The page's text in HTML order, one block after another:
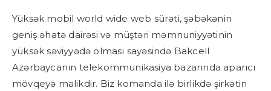
Yüksək mobil world wide web sürəti, şəbəkənin
geniş əhatə dairəsi və müştəri məmnuniyyətinin
yüksək səviyyədə olması sayəsində Bakcell
Azərbaycanın telekommunikasiya bazarında aparıcı
mövqeyə malikdir. Biz komanda ilə birlikdə şirkətin